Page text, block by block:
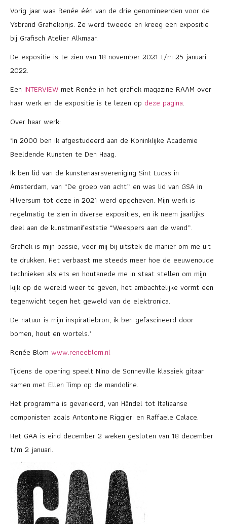
Vorig jaar was Renée één van de drie genomineerden voor de
Ysbrand Grafiekprijs. Ze werd tweede en kreeg een expositie
bij Grafisch Atelier Alkmaar.
De expositie is te zien van 18 november 2021 t/m 25 januari
2022.
Een INTERVIEW met Renée in het grafiek magazine RAAM over
haar werk en de expositie is te lezen op deze pagina.
Over haar werk:
‘In 2000 ben ik afgestudeerd aan de Koninklijke Academie
Beeldende Kunsten te Den Haag.
Ik ben lid van de kunstenaarsvereniging Sint Lucas in
Amsterdam, van “De groep van acht” en was lid van GSA in
Hilversum tot deze in 2021 werd opgeheven. Mijn werk is
regelmatig te zien in diverse exposities, en ik neem jaarlijks
deel aan de kunstmanifestatie “Weespers aan de wand”.
Grafiek is mijn passie, voor mij bij uitstek de manier om me uit
te drukken. Het verbaast me steeds meer hoe de eeuwenoude
technieken als ets en houtsnede me in staat stellen om mijn
kijk op de wereld weer te geven, het ambachtelijke vormt een
tegenwicht tegen het geweld van de elektronica.
De natuur is mijn inspiratiebron, ik ben gefascineerd door
bomen, hout en wortels.’
Renée Blom www.reneeblom.nl
Tijdens de opening speelt Nino de Sonneville klassiek gitaar
samen met Ellen Timp op de mandoline.
Het programma is gevarieerd, van Händel tot Italiaanse
componisten zoals Antontoine Riggieri en Raffaele Calace.
Het GAA is eind december 2 weken gesloten van 18 december
t/m 2 januari.